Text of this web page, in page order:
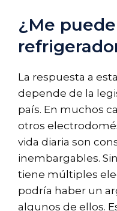
¿Me
La respuesta a
depende de la
país. En muchos
otros
vida diaria son
inembargables.
tiene múltiples
podría haber un
algunos de ellos.